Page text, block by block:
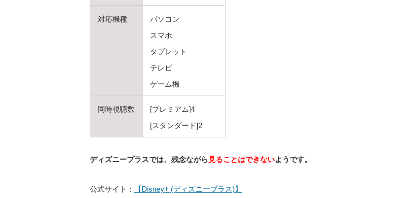
対応機種
パソコン
スマホ
タブレット
テレビ
ゲーム機
同時視聴数
[プレミアム]4
[スタンダード]2
ディズニープラスでは、残念ながら 見ることはできないようです。
公式サイト： 【Disney+ (ディズニープラス)】